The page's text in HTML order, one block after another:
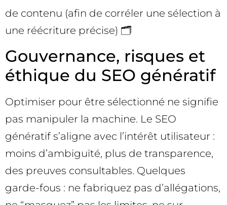
de contenu (afin de corréler une sélection à
une réécriture précise) 🗂️
Gouvernance, risques et
éthique du SEO génératif
Optimiser pour être sélectionné ne signifie
pas manipuler la machine. Le SEO
génératif s’aligne avec l’intérêt utilisateur :
moins d’ambiguïté, plus de transparence,
des preuves consultables. Quelques
garde-fous : ne fabriquez pas d’allégations,